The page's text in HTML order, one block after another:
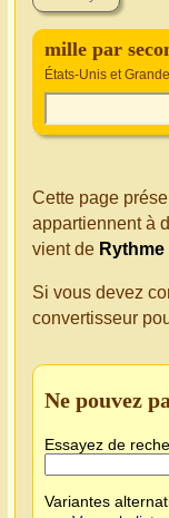
mille par
États-Unis et
Cette page
appartiennent à
vient de
Si vous devez
convertisseur
Ne pouvez
Essayez de
Variantes